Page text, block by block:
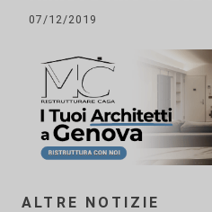
07/12/2019
ALTRE NOTIZIE